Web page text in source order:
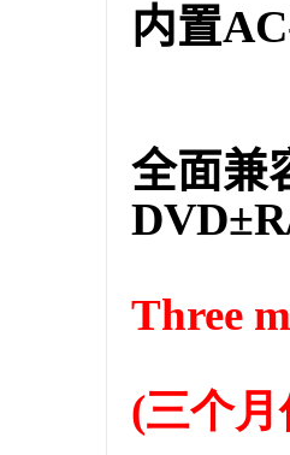
内置
全面兼
DVD±
Three
(三个